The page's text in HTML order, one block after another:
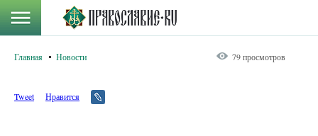
Главная Новости 79 просмотров
Tweet Нравится